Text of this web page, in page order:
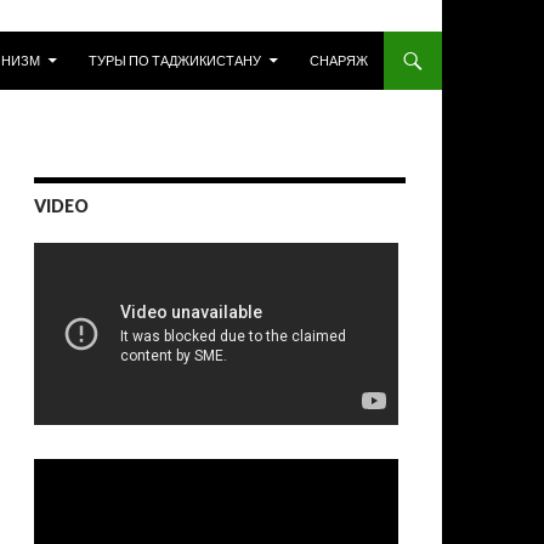
ТУРЫ ПО ТАДЖИКИСТАНУ СНАРЯЖ
VIDEO